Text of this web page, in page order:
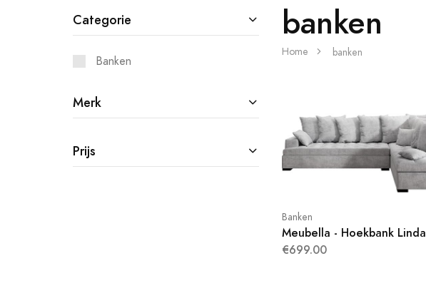
Categorie
Banken
Merk
Prijs
banken
Home banken
Banken
Meubella - Hoekbank Linda
€699.00